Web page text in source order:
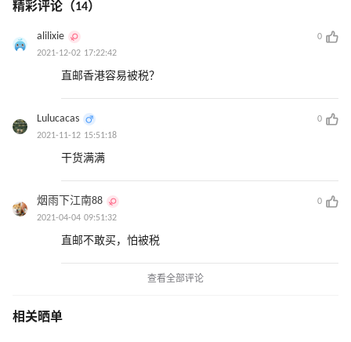
精彩评论（14）
alilixie
0
2021-12-02 17:22:42
直邮香港容易被税？
Lulucacas
0
2021-11-12 15:51:18
干货满满
烟雨下江南88
0
2021-04-04 09:51:32
直邮不敢买，怕被税
查看全部评论
相关晒单